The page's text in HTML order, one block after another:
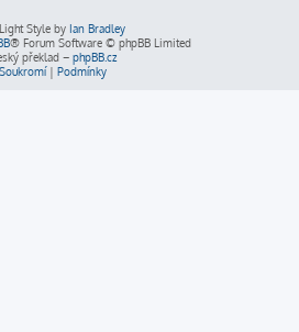
Style by Ian Bradley
® Forum Software © phpBB Limited
překlad – phpBB.cz
Soukromí| Podmínky